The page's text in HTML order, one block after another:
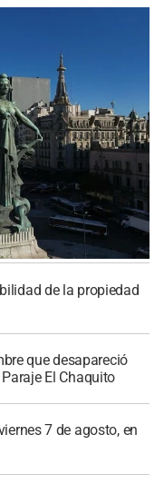
de la propiedad
que desapareció
El Chaquito
7 de agosto, en